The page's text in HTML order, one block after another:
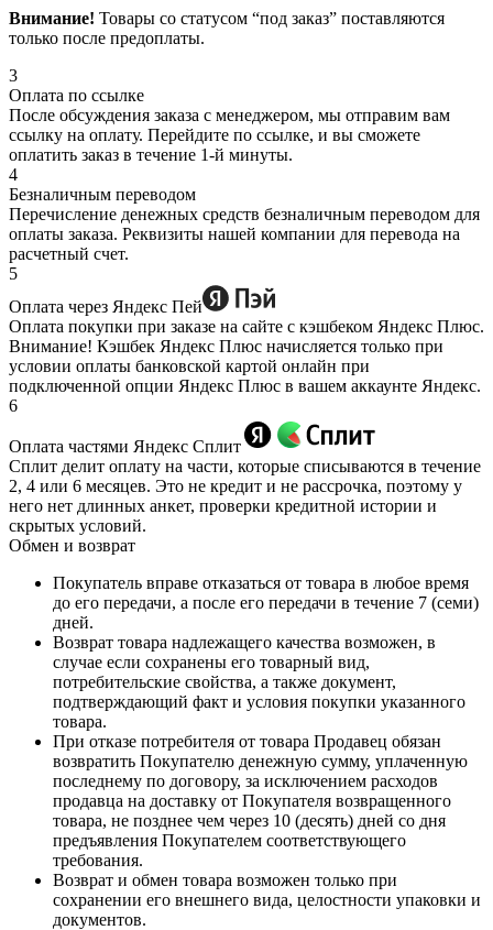
Внимание! Товары со статусом “под заказ” поставляются
только после предоплаты.
3
Оплата по ссылке
После обсуждения заказа с менеджером, мы отправим вам
ссылку на оплату. Перейдите по ссылке, и вы сможете
оплатить заказ в течение 1-й минуты.
4
Безналичным переводом
Перечисление денежных средств безналичным переводом для
оплаты заказа. Реквизиты нашей компании для перевода на
расчетный счет.
5
Оплата через Яндекс Пей
Оплата покупки при заказе на сайте с кэшбеком Яндекс Плюс.
Внимание! Кэшбек Яндекс Плюс начисляется только при
условии оплаты банковской картой онлайн при
подключенной опции Яндекс Плюс в вашем аккаунте Яндекс.
6
Оплата частями Яндекс Сплит
Сплит делит оплату на части, которые списываются в течение
2, 4 или 6 месяцев. Это не кредит и не рассрочка, поэтому у
него нет длинных анкет, проверки кредитной истории и
скрытых условий.
Обмен и возврат
Покупатель вправе отказаться от товара в любое время
до его передачи, а после его передачи в течение 7 (семи)
дней.
Возврат товара надлежащего качества возможен, в
случае если сохранены его товарный вид,
потребительские свойства, а также документ,
подтверждающий факт и условия покупки указанного
товара.
При отказе потребителя от товара Продавец обязан
возвратить Покупателю денежную сумму, уплаченную
последнему по договору, за исключением расходов
продавца на доставку от Покупателя возвращенного
товара, не позднее чем через 10 (десять) дней со дня
предъявления Покупателем соответствующего
требования.
Возврат и обмен товара возможен только при
сохранении его внешнего вида, целостности упаковки и
документов.